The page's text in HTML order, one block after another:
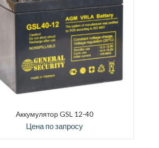
Аккумулятор GSL 12-40
Цена по запросу